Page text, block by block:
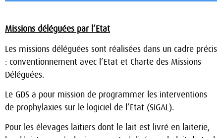
Missions déléguées par l’Etat
Les missions déléguées sont réalisées dans un cadre précis
: conventionnement avec l’Etat et Charte des Missions
Déléguées.
Le GDS a pour mission de programmer les interventions
de prophylaxies sur le logiciel de l’Etat (SIGAL).
Pour les élevages laitiers dont le lait est livré en laiterie,